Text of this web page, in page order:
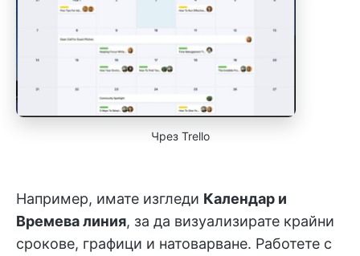
Чрез Trello
Например, имате изгледи Календар и
Времева линия, за да визуализирате крайни
срокове, графици и натоварване. Работете с